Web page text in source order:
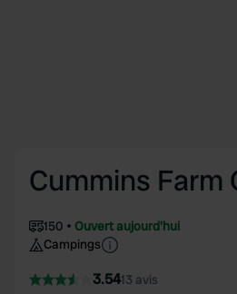
Cummins Farm
150
Ouvert aujourd'hui
Campings
3.5413 avis